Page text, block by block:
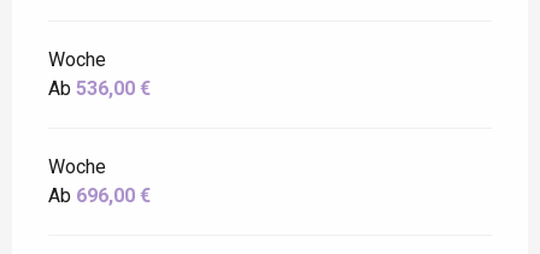
Woche
Ab 536,00 €
Woche
Ab 696,00 €